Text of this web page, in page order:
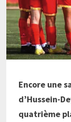
Encore une
d’Hussein-
quatrième